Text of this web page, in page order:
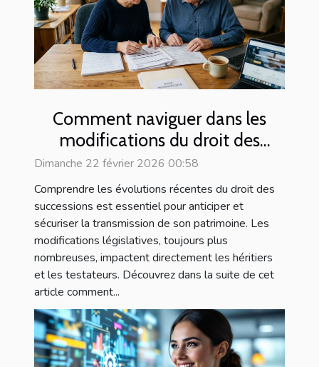
Comment naviguer dans les
modifications du droit des
successions ?
Dimanche 22 février 2026 00:58
Comprendre les évolutions récentes du droit des
successions est essentiel pour anticiper et
sécuriser la transmission de son patrimoine. Les
modifications législatives, toujours plus
nombreuses, impactent directement les héritiers
et les testateurs. Découvrez dans la suite de cet
article comment...